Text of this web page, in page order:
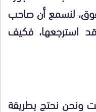
وما يفوق، لنسمع أن صاحب
استرجعها، فكيف
نحتج بطريقة